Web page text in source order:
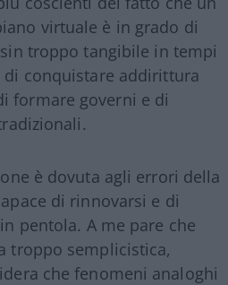
virtuale è in grado di
troppo tangibile in tempi
conquistare addirittura
formare governi e di
è dovuta agli errori della
di rinnovarsi e di
pentola. A me pare che
troppo semplicistica,
che fenomeni analoghi